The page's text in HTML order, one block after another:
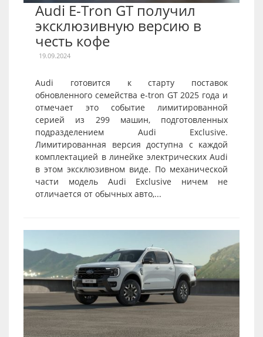
Audi E-Tron GT получил
эксклюзивную версию в
честь кофе
19.09.2024
Audi готовится к старту поставок
обновленного семейства e-tron GT 2025 года и
отмечает это событие лимитированной
серией из 299 машин, подготовленных
подразделением Audi Exclusive.
Лимитированная версия доступна с каждой
комплектацией в линейке электрических Audi
в этом эксклюзивном виде. По механической
части модель Audi Exclusive ничем не
отличается от обычных авто,...